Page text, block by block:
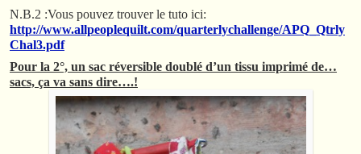
N.B.2 :Vous pouvez trouver le tuto ici:
http://www.allpeoplequilt.com/quarterlychallenge/APQ_Qtrly
Chal3.pdf
Pour la 2°, un sac réversible doublé d’un tissu imprimé de…
sacs, ça va sans dire….!